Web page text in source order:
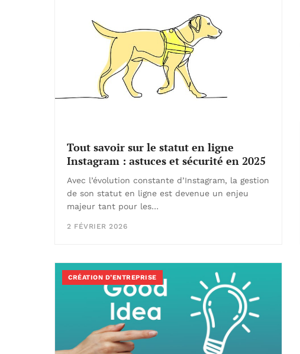
Tout savoir sur le statut en ligne
Instagram : astuces et sécurité en 2025
Avec l’évolution constante d’Instagram, la gestion
de son statut en ligne est devenue un enjeu
majeur tant pour les…
2 FÉVRIER 2026
CRÉATION D’ENTREPRISE